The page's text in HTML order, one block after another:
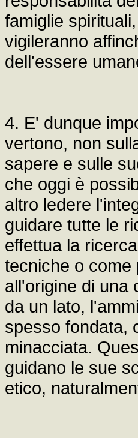
famiglie
vigileranno
dell'essere
4. E' dunque
vertono, non
sapere e sulle
che oggi è
altro ledere
guidare tutte le
effettua la
tecniche o come
all'origine di una
da un lato,
spesso fondata,
minacciata.
guidano le sue
etico,